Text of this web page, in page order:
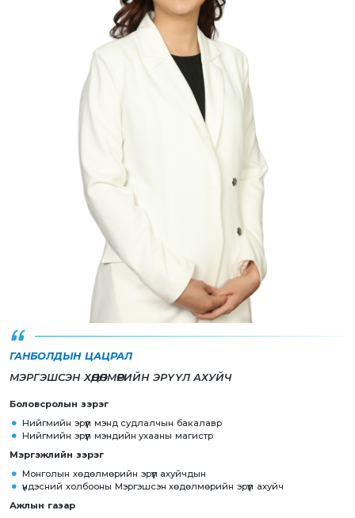
ГАНБОЛДЫН ЦАЦРАЛ
МЭРГЭШСЭН ХӨДӨЛМӨРИЙН ЭРҮҮЛ АХУЙЧ
Боловсролын зэрэг
Нийгмийн эрүүл мэнд судлалчын бакалавр
Нийгмийн эрүүл мэндийн ухааны магистр
Мэргэжлийн зэрэг
Монголын хөдөлмөрийн эрүүл ахуйчдын
үндэсний холбооны Мэргэшсэн хөдөлмөрийн эрүүл ахуйч
Ажлын газар